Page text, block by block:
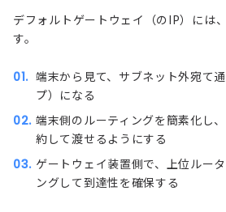
デフォルトゲートウェイ（のIP）には
す。
端末から見て、サブネット外宛て
プ）になる
端末側のルーティングを簡素化し
約して渡せるようにする
ゲートウェイ装置側で、上位ルー
ングして到達性を確保する